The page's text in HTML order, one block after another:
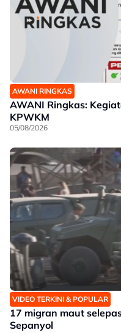
AWANI RINGKAS
AWANI Ringkas:
KPWKM
05/08/2026
VIDEO TERKINI & POPULAR
17 migran maut
Sepanyol